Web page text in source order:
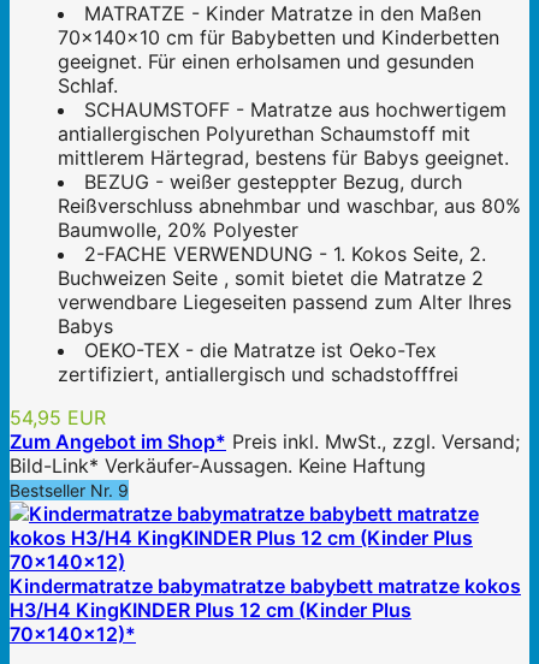
MATRATZE - Kinder Matratze in den Maßen
70x140x10 cm für Babybetten und Kinderbetten
geeignet. Für einen erholsamen und gesunden
Schlaf.
SCHAUMSTOFF - Matratze aus hochwertigem
antiallergischen Polyurethan Schaumstoff mit
mittlerem Härtegrad, bestens für Babys geeignet.
BEZUG - weißer gesteppter Bezug, durch
Reißverschluss abnehmbar und waschbar, aus 80%
Baumwolle, 20% Polyester
2-FACHE VERWENDUNG - 1. Kokos Seite, 2.
Buchweizen Seite , somit bietet die Matratze 2
verwendbare Liegeseiten passend zum Alter Ihres
Babys
OEKO-TEX - die Matratze ist Oeko-Tex
zertifiziert, antiallergisch und schadstofffrei
54,95 EUR
Zum Angebot im Shop* Preis inkl. MwSt., zzgl. Versand;
Bild-Link* Verkäufer-Aussagen. Keine Haftung
Bestseller Nr. 9
Kindermatratze babymatratze babybett matratze kokos
H3/H4 KingKINDER Plus 12 cm (Kinder Plus
70x140x12)*